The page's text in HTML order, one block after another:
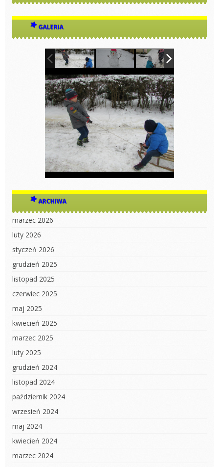
GALERIA
ARCHIWA
marzec 2026
luty 2026
styczeń 2026
grudzień 2025
listopad 2025
czerwiec 2025
maj 2025
kwiecień 2025
marzec 2025
luty 2025
grudzień 2024
listopad 2024
październik 2024
wrzesień 2024
maj 2024
kwiecień 2024
marzec 2024